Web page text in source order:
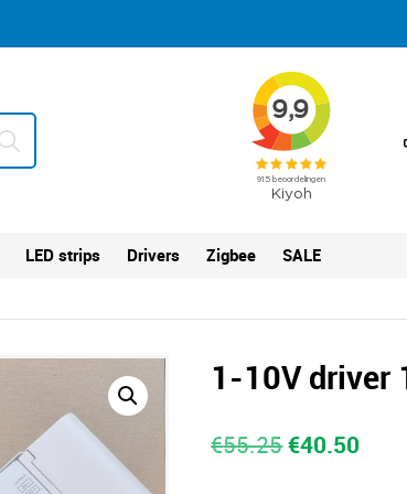
LED strips Drivers Zigbee SALE
1-10V driver
€55.25€40.50